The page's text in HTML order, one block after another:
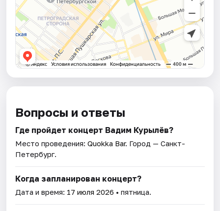
Вопросы и ответы
Где пройдет концерт Вадим Курылёв?
Место проведения:Quokka Bar. Город — Санкт-
Петербург.
Когда запланирован концерт?
Дата и время: 17 июля 2026 • пятница.